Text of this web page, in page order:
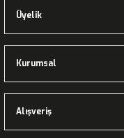
Üyelik
Kurumsal
Alışveriş